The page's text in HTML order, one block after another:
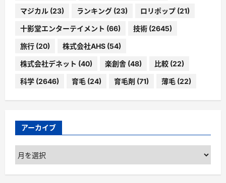
マジカル (23) ランキング (23) ロリポップ (21)
十影堂エンターテイメント (66) 技術 (2645)
旅行 (20) 株式会社AHS (54)
株式会社デネット (40) 楽創舎 (48) 比較 (22)
科学 (2646) 育毛 (24) 育毛剤 (71) 薄毛 (22)
アーカイブ
ア
ー
カ